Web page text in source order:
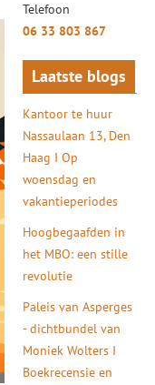
Telefoon
06 33 803 867
Laatste blogs
Kantoor te huur
Nassaulaan 13, Den
Haag I Op
woensdag en
vakantieperiodes
Hoogbegaafden in
het MBO: een stille
revolutie
Paleis van Asperges
- dichtbundel van
Moniek Wolters I
Boekrecensie en